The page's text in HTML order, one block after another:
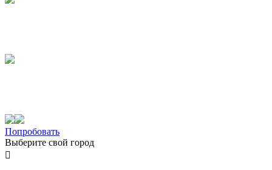
Попробовать
Выберите свой город
